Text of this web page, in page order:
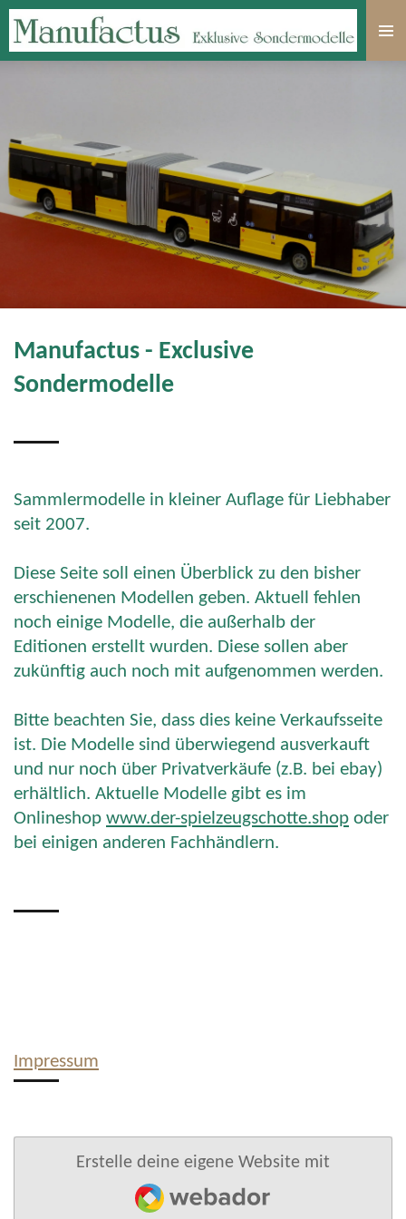
Zum
Hauptinhalt
springen
Manufactus - Exclusive
Sondermodelle
Sammlermodelle in kleiner Auflage für Liebhaber
seit 2007.
Diese Seite soll einen Überblick zu den bisher
erschienenen Modellen geben. Aktuell fehlen
noch einige Modelle, die außerhalb der
Editionen erstellt wurden. Diese sollen aber
zukünftig auch noch mit aufgenommen werden.
Bitte beachten Sie, dass dies keine Verkaufsseite
ist. Die Modelle sind überwiegend ausverkauft
und nur noch über Privatverkäufe (z.B. bei ebay)
erhältlich. Aktuelle Modelle gibt es im
Onlineshop www.der-spielzeugschotte.shop oder
bei einigen anderen Fachhändlern.
Impressum
Erstelle deine eigene Website mit
Webador